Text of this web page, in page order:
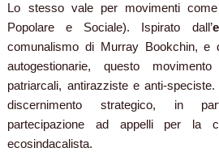
Lo stesso vale per movimenti come
Popolare e Sociale). Ispirato dall’
comunalismo di Murray Bookchin, e
autogestionarie, questo
patriarcali, antirazziste e anti-
discernimento strategico, in
partecipazione ad appelli per la
ecosindacalista.